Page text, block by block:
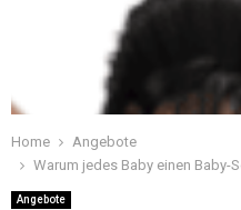
Home
Angebote
Warum jedes Baby einen Baby-
Angebote